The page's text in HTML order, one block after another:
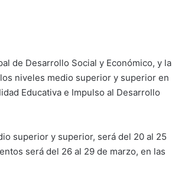
de Desarrollo Social y Económico, y la
niveles medio superior y superior en
Educativa e Impulso al Desarrollo
superior y superior, será del 20 al 25
será del 26 al 29 de marzo, en las